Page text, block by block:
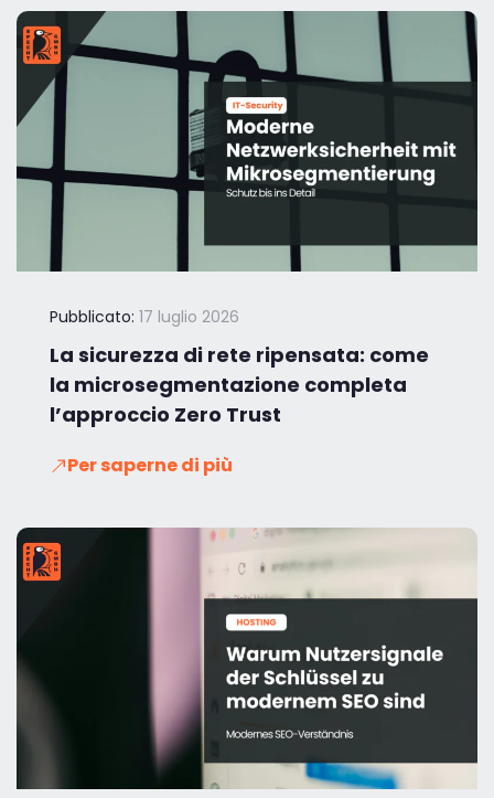
Pubblicato: 17 luglio 2026
La sicurezza di rete ripensata: come
la microsegmentazione completa
l’approccio Zero Trust
Per saperne di più